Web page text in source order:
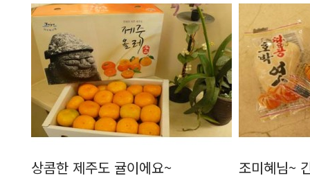
상콤한 제주도 귤이에요~ 조미혜님~